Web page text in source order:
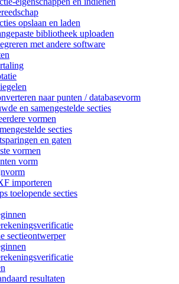
opslaan en laden
bibliotheek uploaden
met andere software
naar punten / databasevorm
en samengestelde secties
vormen
secties
en gaten
vormen
vorm
importeren
toelopende secties
sectieontwerper
resultaten